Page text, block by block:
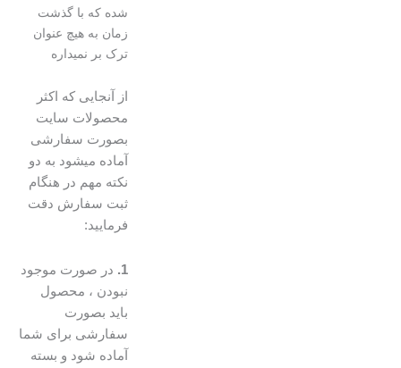
شده که با گذشت
زمان به هیچ عنوان
ترک بر نمیداره
از آنجایی که اکثر
محصولات سایت
بصورت سفارشی
آماده میشود به دو
نکته مهم در هنگام
ثبت سفارش دقت
فرمایید:
در صورت موجود
نبودن ، محصول
باید بصورت
سفارشی برای شما
آماده شود و بسته